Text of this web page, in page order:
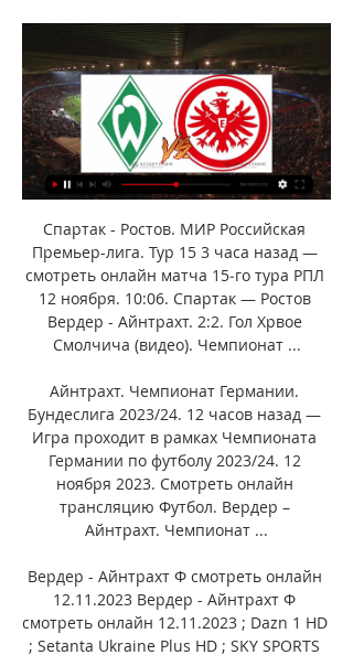
Спартак - Ростов. МИР Российская Премьер-лига. Тур 15 3 часа назад — смотреть онлайн матча 15‑го тура РПЛ 12 ноября. 10:06. Спартак — Ростов Вердер - Айнтрахт. 2:2. Гол Хрвое Смолчича (видео). Чемпионат ...

Айнтрахт. Чемпионат Германии. Бундеслига 2023/24. 12 часов назад — Игра проходит в рамках Чемпионата Германии по футболу 2023/24. 12 ноября 2023. Смотреть онлайн трансляцию Футбол. Вердер – Айнтрахт. Чемпионат ...

Вердер - Айнтрахт Ф смотреть онлайн 12.11.2023 Вердер - Айнтрахт Ф смотреть онлайн 12.11.2023 ; Dazn 1 HD ; Setanta Ukraine Plus HD ; SKY SPORTS FOOTBALL UK ; SKY SPORTS GOLF UK.

85 Команда Айнтрахт Франкфурт вбросила мяч из аута на своей половине поля Элье Скири (Айнтрахт Франкфурт) блокирует навес в штрафную 84 Судья зафиксировал нарушение. Нильс Нкунку (Айнтрахт Франкфурт) поставил подножку оппоненту. На газон упал Романо Шмид Вердер выполняет удар от ворот Хороший момент для Элье Скири (Айнтрахт Франкфурт), но он ударил головой мимо ворот Омар Мармуш (Айнтрахт Франкфурт) подал угловой слева 83 Марко Фридль разряжает ситуацию и выносит мяч 82 Тактическая замена. 

Смотреть онлайн Футбол. Вердер – Айнтрахт. Чемпионат Германии. Бундеслига 2023/24. Прямой эфир 12 ноября 2023Прямая трансляция матча по футболу: Вердер – Айнтрахт. Игра проходит в рамках Чемпионата Германии по футболу 2023/24. 12 ноября 2023. Смотреть онлайн трансляцию Футбол. Чемпионат Германии – Бундеслига 2023/24. 12 ноября 2023. На сайте предоставляется видеоплеер или ссылка на прямую онлайн-трансляцию. Также удобно смотреть в прямом эфире как с компьютера, так и с мобильного телефона или другого гаджета (Android, iOS). 

Вердер — Айнтрахт: смотреть онлайн трансляцию матча Прямая трансляция матча Вердер — Айнтрахт ✔️11.11.2023 ✓ Чемпионат Германии ⚽ Смотреть онлайн видео и текстовые трансляции матчей на сайте ᐉ FootBoom.

По прогнозу ИИ можно определить не только победителя, но и характер матча — будет ли в нем много голов. Прематч статистика Чтобы выбор ставки на матч был более обоснованным (или просто для дополнительной информации), рекомендуем ознакомиться с подробнейшим прематчем игры. Представлена статистика последних игр обеих команд: Вердер и Айнтрахт Ф. Из анализа последних игр команд можно понять, в какой форме пребывают команды перед встречей 12 Ноября, какой процент очков был набран в последних играх, сколько забито и пропущено голов. Немаловажной информацией будет и число полученных желтых и красных карточек. Ценная информация представленная на таймлайне матчей — из него можно выяснить, в какой отрезок игры чаще всего забивают команды. 

Марвин Дукш уходит с поля и его заменит Ник Вольтемаде. Марвин Дукш (Вердер) слева подал угловой на ближнюю штангу Четвертый судья показал, что добавлено 5 минут Кевин Трапп делает сейв в решающий момент! Вот это да! Марвин Дукш должен был забивать из этой позиции! Марвин Дукш нанес хороший удар в створ ворот, но Кевин Трапп спас свою команду Романо Шмид создает момент для своего партнера по команде Вердер проводит потенциально опасную атаку 90 Джастин Нджинма находился в офсайде Эрик Эбимбе (Айнтрахт Франкфурт) толкнул соперника. 

Вердер - Айнтрахт Ф смотреть онлайн 12 ноября 2023 1 день назад — 12 ноября 2023 года, мы предлагаем посмотреть прямую онлайн трансляцию футбольного матча Вердер - Айнтрахт Ф, проходящего в рамках Бундеслиги ...

Айнтрахт Ф / Смотреть онлайн (12.11.2023) 19:30 по МСК 23 часа назад — Вердер ・ Айнтрахт Ф ・ Футбол ・ Германия ・ Бундеслига | Прямые трансляции онлайн. Смотреть трансляции в прямом эфире.

Вердер — Айнтрахт Ф. Смотреть онлайн. Счёт матча Смотреть онлайн Вердер — Айнтрахт Ф. Футбол. 12.11.2023. Подробная статистика, результат и счёт матча. Смотреть онлайн, обзор игры Вердер — Айнтрахт Ф, ...

Анализ матча Вердер - Айнтрахт Франкфурт 12.11.2023 5 часов назад — Смотреть все. Для прогноза матча по футболу между Вердер и Айнтрахт Франкфурт 12 нояб. 2023 в 19:30 по мск в рамках Чемпионат Германии ...

Вердер - Айнтрахт Ф ≻≻12.11.2023≺≺ матч онлайн Текстовая прямая трансляция онлайн Вердер - Айнтрахт Ф начнется 12.11.2023 в 19:30 (мск.). Наше приложение FootballHD.ru для Android и для iOS. 0дней12часов ...

Идет проверка VAR, это потенциальный гол для команды Айнтрахт Франкфурт. 75 Тута отметился результативной передачей ГООООЛ - Хрвое Смолчич (Айнтрахт Франкфурт) забил головой Навес в штрафную Омар Мармуш (Айнтрахт Франкфурт) находит партнера по команде Судья зафиксировал нарушение. Йенс Стаге (Вердер) поставил подножку оппоненту. На газон упал Йенс Хауге 74 Сенне Линен делает подкат и забирает мяч для своей команды 73 72 71 Вердер контролирует мяч 70 69 Вильям Пачо делает подкат и забирает мяч для своей команды 68 Хрвое Смолчич не смог поразить ворота из-за пределов штрафной площади Михаэль Цеттерер (Вердер) блокирует навес в штрафную Омар Мармуш подает угловой слева, но мяч не доходит до партнеров 67 Митчель Вайзер разряжает ситуацию и выносит мяч 66 Тактическая замена. 

Вердер - Айнтрахт 12 ноября 2023 16:30 смотреть онлайн 1 день назад — Вердер - Айнтрахт 12 ноября 2023 16:30 смотреть онлайн Как посмотреть матч? Легальная трансляция матча в отличном качестве скоро будет ...

Вердер - Айнтрахт Франкфурт: смотреть онлайн 12 ноября 2023, прямая трансляция матча SopCast бесплатно90+6 Это все! Судья дал финальный свисток 90+5 Владение мячом: Вердер: 50%, Айнтрахт Франкфурт: 50%. Айнтрахт Франкфурт на чужой половине поля вбрасывает мяч из аута 90+4 Айнтрахт Франкфурт контролирует мяч Вердер на чужой половине поля вбрасывает мяч из аута 90+3 Марко Фридль выигрывает воздушное единоборство у Nacho Ferri Ник Вольтемаде выигрывает воздушное единоборство у Хрвое Смолчич 90+2 Тактическая замена. Омар Мармуш уходит с поля и его заменит Nacho Ferri. Айнтрахт Франкфурт выполняет удар от ворот 90+1 Тактическая замена. 

Видеотрансляция: Вердер - Айнтрахт Фр онлайн Смотрите онлайн видеотрансляцию матча Вердер - Айнтрахт Фр. На выбор несколько источников для просмотра с разным качеством. Дата трансляции - 12 ноября ...

Вердер - Айнтрахт Фр прямая онлайн трансляция матча 12 Ноября 2023Ход матча H2H Текстовая трансляция Обновление через: 60 сек. Составы 30 вр 51 зщ 32 24 пз 6 27 20 19 нп 7 1 35 5 3 31 15 28 36 Полные составы Видеотрансляция Видео у букмекеров после регистрации: Предыдущие игры Все игры Последние игры между собой Вердер: +6 Ничьи: 8 Айнтрахт Фр: +11 Online трансляции сайта Евро-футбол. ру предоставляют Вам возможность наблюдать за футбольными матчами в режиме реального времени. Смотрите футбол онлайн на нашем сайте с хорошей подачей информации! Обращаем внимание, что помимо трансляций, на данной странице можно почитать новости предшествующие матчу Вердер - Айнтрахт Фр, так и карту стадиона на котором будет происходить матч! А также, комментируйте матч по ходу! Приятного просмотра прямой трансляции - Вердер - Айнтрахт Фр смотреть онлайн. 

Вердер — Айнтрахт Ф. Смотреть онлайн. Счёт матча 12. 11. 2023, прогнозы и ставки, коэффициенты, статистикаКоэффициенты букмекеров на матч Вердер — Айнтрахт Ф обновляются в режиме реального времени и доставляются напрямую от контор. Тем не менее, на сайтах самих БК коэффициенты могут меняться быстрее, а потому незначительно отличаться от представленных здесьПрогноз искусственного интеллекта на матч основан на анализе коэффициентов букмекеров и статистике команд в последних играх Вердер — Айнтрахт Ф 12 Ноября 2023 года состоится матч между командами Вердер и Айнтрахт Ф. 

Леонардо Битенкур уходит с поля и его заменит Сенне Линен. 65 Омар Мармуш отметился результативной передачей ГОЛ! Элье Скири из команды (Айнтрахт Франкфурт) переигрывает вратаря ударом правой ноги из-за пределов штрафной! 64 Тактическая замена. Ансгар Кнауфф уходит с поля и его заменит Йенс Хауге. Леонардо Битенкур не смог поразить ворота из-за пределов штрафной площади 63 Тута (Айнтрахт Франкфурт) блокирует навес в штрафную Нильс Нкунку не смог поразить ворота из-за пределов штрафной площади 62 Энтони Юнг делает подкат и забирает мяч для своей команды 61 Тута ударил намного выше ворот. Он мог пробить лучше из этой позиции Навес в штрафную Нильс Нкунку (Айнтрахт Франкфурт) находит партнера по команде 60 Марко Фридль (Вердер) блокирует навес в штрафную Марио Гётце подает угловой справа, но мяч не доходит до партнеров Леонардо Битенкур разряжает ситуацию и выносит мяч 59 58 Оливье Деман (Вердер) блокирует навес в штрафную 57 Оливье Деман делает подкат и забирает мяч для своей команды 56 Тактическая замена. 

Спартак - Ростов. МИР Российская Премьер-лига. Тур 15© ООО «Национальный спортивный телеканал» 2007 — 2023. Для лиц старше 18 лет На сайте применяются рекомендательные технологии. Подробнее в Правилах применения рекомендательных технологий Средство массовой информации сетевое издание «www. sportbox. ru» зарегистрировано Федеральной службой по надзору в сфере связи, информационных технологий и массовых коммуникаций (Роскомнадзор). Свидетельство о регистрации средства массовой информации Эл № ФС77-72613 от 04. 04. 2018 Название — www. ru Учредитель (соучредители) СМИ сетевого издания «www. 

Айнтрахт - Вердер смотреть онлайн 06.04.2024, прямая 6 апр. 2024 г. — Смотреть онлайн трансляцию матча Айнтрахт - Вердер: Бундеслига 2023/2024, 28 тур. Начало прямой трансляции 06.04.2024 в 02:00.

Филипп Макс уходит с поля и его заменит Нильс Нкунку. Вот это да! Ансгар Кнауфф должен был забивать из этой позиции! Ансгар Кнауфф ударил намного выше ворот. Он мог пробить лучше из этой позиции Эрик Эбимбе создает момент для своего партнера по команде 55 54 Эрик Эбимбе ударил намного выше ворот. Он мог пробить лучше из этой позиции 53 52 Владение мячом: Вердер: 49%, Айнтрахт Франкфурт: 51%. 51 ГОЛ ЗАСЧИТАН! После просмотра видеоповтора рефери принял решение засчитать гол команды Вердер VAR - ГОЛ! Судья остановил игру. 

Коэффициенты букмекеров На странице представлены коэффициенты букмекерских контор на матч Вердер — Айнтрахт Ф. Лучшие (самые высокие) коэффициенты на каждый из исходов подсвечены желтым цветом. Чтобы сделать ставку на игру 12 Ноября, нужно выбрать бук